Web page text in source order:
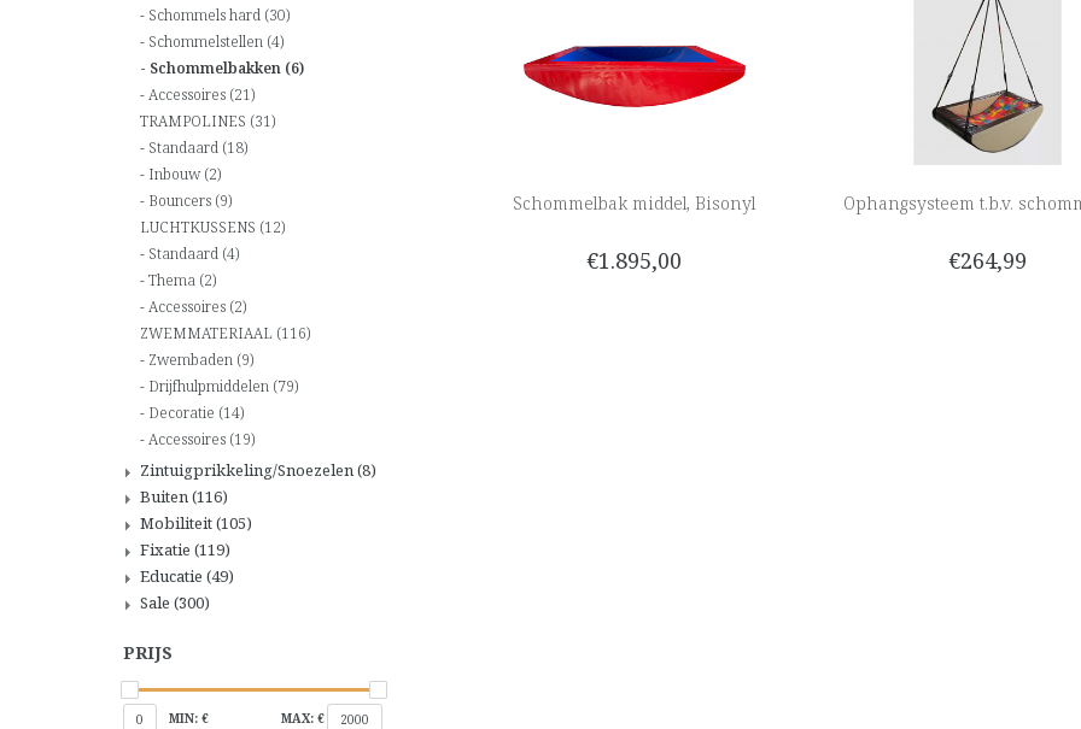
Schommels hard (30)
Schommelstellen (4)
Schommelbakken (6)
Accessoires (21)
TRAMPOLINES (31)
Standaard (18)
Inbouw(2)
Bouncers (9)
LUCHTKUSSENS (12)
Standaard (4)
Thema (2)
Accessoires (2)
ZWEMMATERIAAL (116)
Zwembaden (9)
Drijfhulpmiddelen (79)
Decoratie (14)
Accessoires (19)
Zintuigprikkeling/Snoezelen(8)
Buiten(116)
Mobiliteit(105)
Fixatie (119)
Educatie (49)
Sale (300)
PRIJS
0 MIN: € MAX: € 2000
Schommelbak middel, Bisonyl
€1.895,00
Ophangsysteem t.b.v.
€264,99